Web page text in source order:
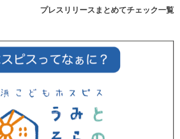
プレスリリースまとめてチェック一覧